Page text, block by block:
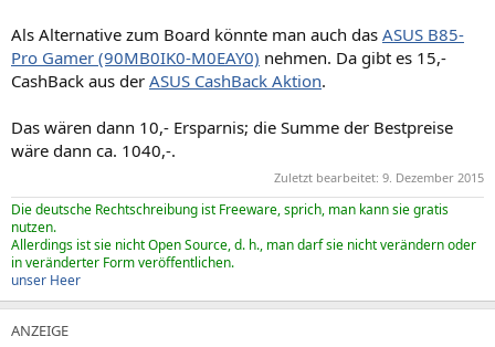
Als Alternative zum Board könnte man auch das ASUS B85-
Pro Gamer (90MB0IK0-M0EAY0) nehmen. Da gibt es 15,-
CashBack aus der ASUS CashBack Aktion.
Das wären dann 10,- Ersparnis; die Summe der Bestpreise
wäre dann ca. 1040,-.
Zuletzt bearbeitet: 9. Dezember 2015
Die deutsche Rechtschreibung ist Freeware, sprich, man kann sie gratis
nutzen.
Allerdings ist sie nicht Open Source, d. h., man darf sie nicht verändern oder
in veränderter Form veröffentlichen.
unser Heer